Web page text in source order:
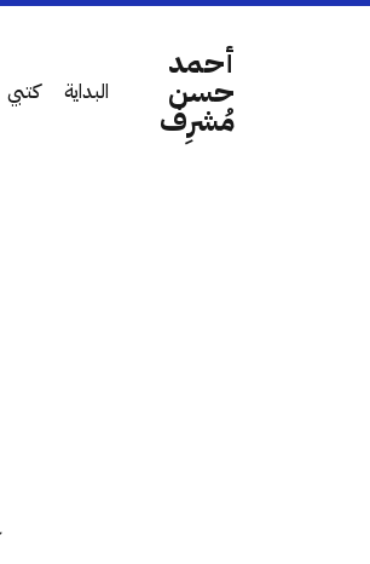
أحمد
حسن
مُشرِف
البداية كتبي